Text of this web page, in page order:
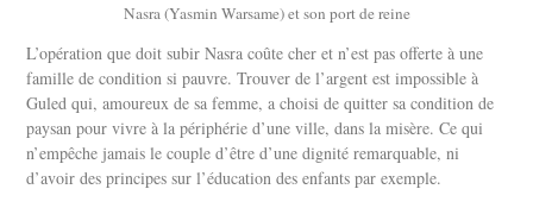
Nasra (Yasmin Warsame) et son port de reine
L’opération que doit subir Nasra coûte cher et n’est pas offerte à une
famille de condition si pauvre. Trouver de l’argent est impossible à
Guled qui, amoureux de sa femme, a choisi de quitter sa condition de
paysan pour vivre à la périphérie d’une ville, dans la misère. Ce qui
n’empêche jamais le couple d’être d’une dignité remarquable, ni
d’avoir des principes sur l’éducation des enfants par exemple.